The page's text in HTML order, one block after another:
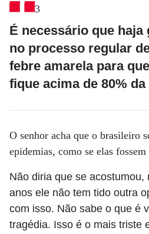
É necessário que
no processo regular
febre amarela para
fique acima de 80%
O senhor acha que o brasileiro
epidemias, como se elas fossem
Não diria que se acostumou,
anos ele não tem tido outra
com isso. Não sabe o que é
tragédia. Isso é o mais triste